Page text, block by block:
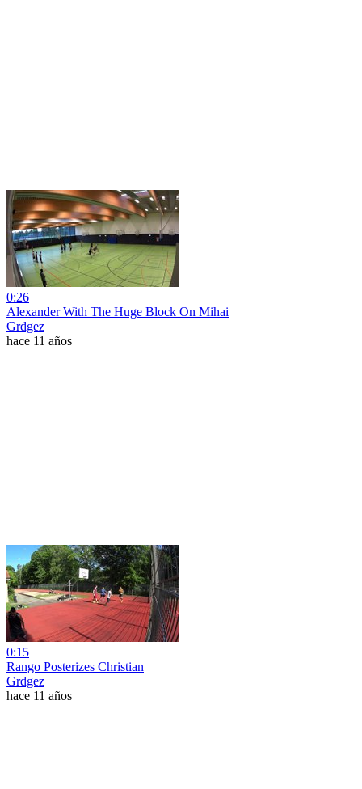
0:26
Alexander With The Huge Block On Mihai
Grdgez
hace 11 años
0:15
Rango Posterizes Christian
Grdgez
hace 11 años